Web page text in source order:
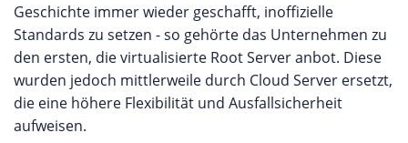
Geschichte immer wieder geschafft, inoffizielle
Standards zu setzen - so gehörte das Unternehmen zu
den ersten, die virtualisierte Root Server anbot. Diese
wurden jedoch mittlerweile durch Cloud Server ersetzt,
die eine höhere Flexibilität und Ausfallsicherheit
aufweisen.